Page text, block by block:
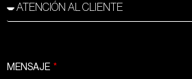
MENSAJE